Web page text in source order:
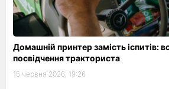
Домашній принтер замість іспитів:
посвідчення тракториста
15 червня 2026, 19:26